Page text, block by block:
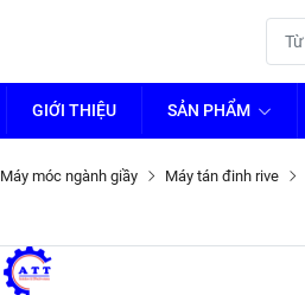
GIỚI THIỆU SẢN PHẨM
Máy móc ngành giầy Máy tán đinh rive